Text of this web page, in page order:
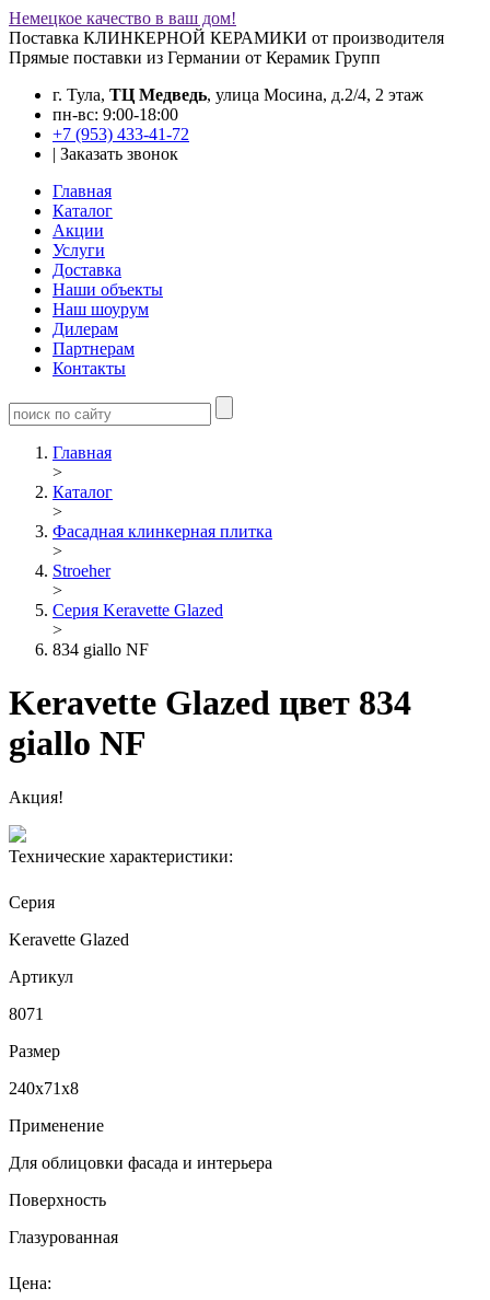
Немецкое качество в ваш дом!
Поставка КЛИНКЕРНОЙ КЕРАМИКИ от производителя
Прямые поставки из Германии от Керамик Групп
г. Тула, ТЦ Медведь, улица Мосина, д.2/4, 2 этаж
пн-вс: 9:00-18:00
+7 (953) 433-41-72
| Заказать звонок
Главная
Каталог
Акции
Услуги
Доставка
Наши объекты
Наш шоурум
Дилерам
Партнерам
Контакты
Главная
>
Каталог
>
Фасадная клинкерная плитка
>
Stroeher
>
Серия Keravette Glazed
>
834 giallo NF
Keravette Glazed цвет 834
giallo NF
Акция!
Технические характеристики:
Серия
Keravette Glazed
Артикул
8071
Размер
240x71x8
Применение
Для облицовки фасада и интерьера
Поверхность
Глазурованная
Цена: